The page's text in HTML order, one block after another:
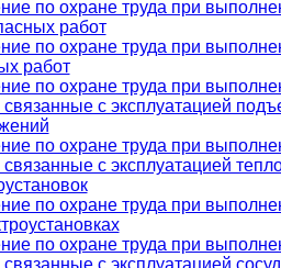
по охране труда при
работ
по охране труда при
работ
по охране труда при
связанные с эксплуатацией
по охране труда при
связанные с эксплуатацией
по охране труда при
по охране труда при
связанные с эксплуатацией